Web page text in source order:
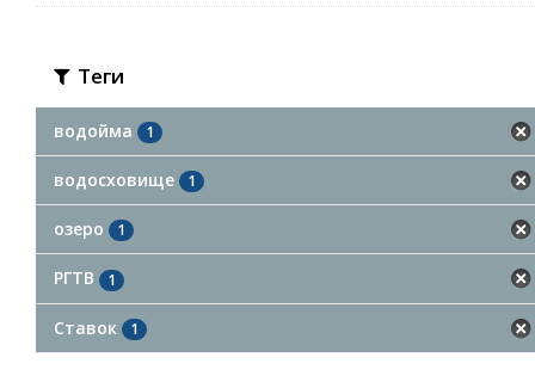
Теги
водойма 1
водосховище 1
озеро 1
РГТВ 1
Ставок 1